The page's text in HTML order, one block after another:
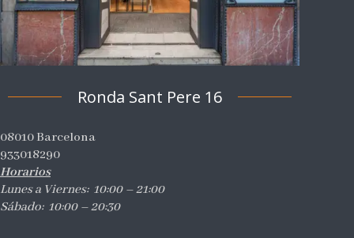
Ronda Sant Pere 16
08010 Barcelona
933018290
Horarios
Lunes a Viernes: 10:00 – 21:00
Sábado: 10:00 – 20:30